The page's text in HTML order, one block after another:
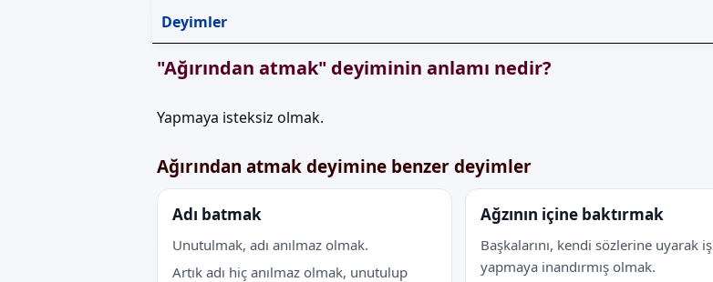
Deyimler
"Ağırından atmak" deyiminin anlamı nedir?
Yapmaya isteksiz olmak.
Ağırından atmak deyimine benzer deyimler
Adı batmak
Unutulmak, adı anılmaz olmak.
Artık adı hiç anılmaz olmak, unutulup
Ağzının içine baktırmak
Başkalarını, kendi sözlerine uyarak iş
yapmaya inandırmış olmak.